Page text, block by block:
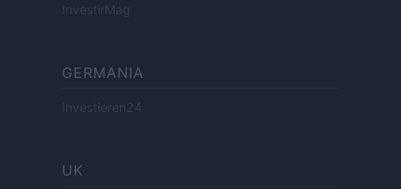
InvestirMag
GERMANIA
Investieren24
UK